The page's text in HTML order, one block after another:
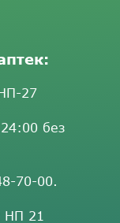
27
без
70-00.
НП 21